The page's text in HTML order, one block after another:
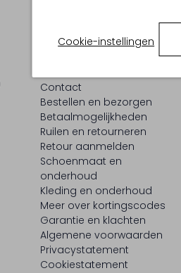
Cookie-instellingen
Contact
Bestellen en bezorgen
Betaalmogelijkheden
Ruilen en retourneren
Retour aanmelden
Schoenmaat en
onderhoud
Kleding en onderhoud
Meer over kortingscodes
Garantie en klachten
Algemene voorwaarden
Privacystatement
Cookiestatement